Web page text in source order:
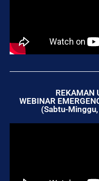
REKAMAN
WEBINAR
(Sabtu-